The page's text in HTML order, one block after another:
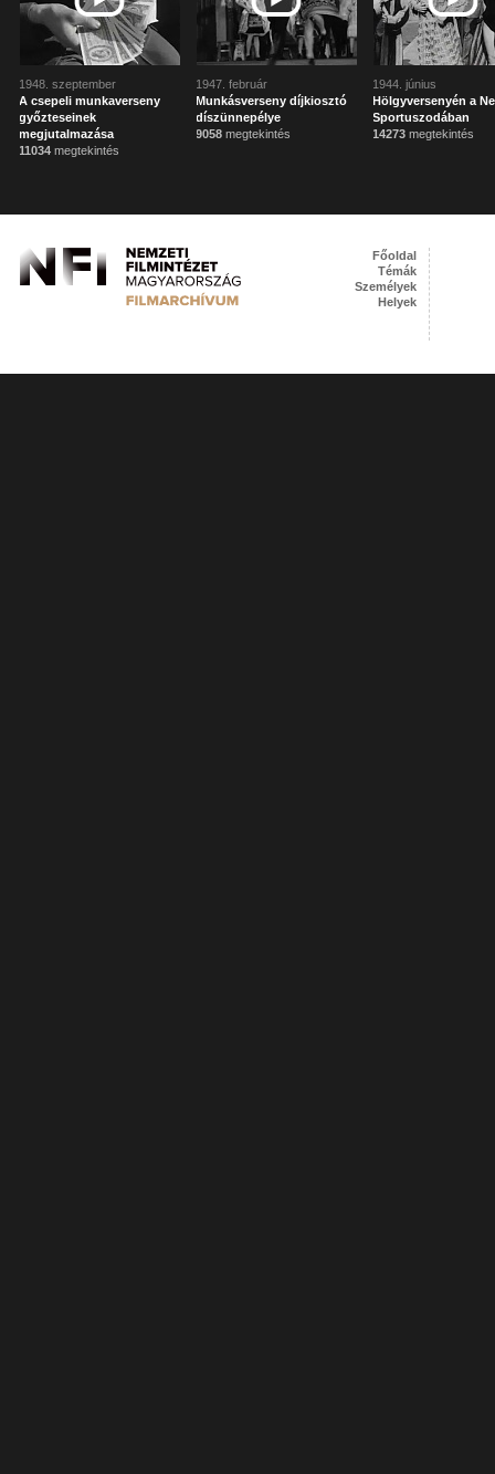
1948. szeptember
A csepeli munkaverseny
győzteseinek
megjutalmazása
11034 megtekintés
1947. február
Munkásverseny díjkiosztó
díszünnepélye
9058 megtekintés
1944. június
Hölgyversenyén a
Sportuszodában
14273 megtekintés
Főoldal
Témák
Személyek
Helyek